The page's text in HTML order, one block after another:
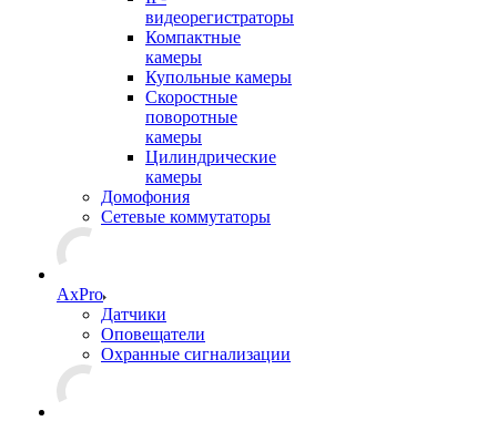
видеорегистраторы
Компактные
камеры
Купольные камеры
Скоростные
поворотные
камеры
Цилиндрические
камеры
Домофония
Сетевые коммутаторы
AxPro
Датчики
Оповещатели
Охранные сигнализации